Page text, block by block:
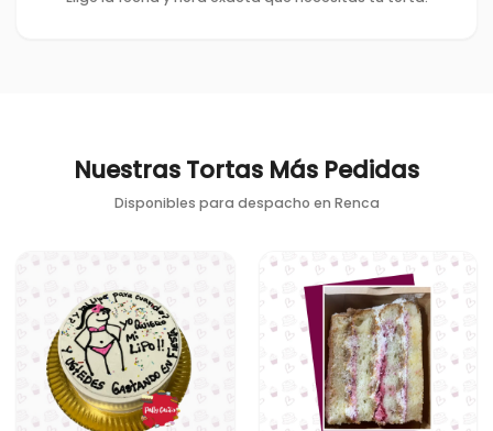
Nuestras Tortas Más Pedidas
Disponibles para despacho en Renca